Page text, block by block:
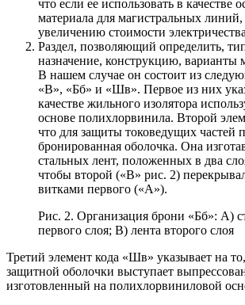
что если ее использовать в качестве
материала для магистральных линий,
увеличению стоимости
Раздел, позволяющий определить,
назначение, конструкцию, варианты
В нашем случае он состоит из
«В», «Бб» и «Шв». Первое из них
качестве жильного изолятора
основе полихлорвинила. Второй
что для защиты токоведущих частей
бронированная оболочка. Она
стальных лент, положенных в два
чтобы второй («В» рис. 2)
витками первого («А»).
Рис. 2. Организация брони «Бб»: А)
первого слоя; B) лента второго слоя
Третий элемент кода «Шв» указывает на
защитной оболочки выступает
изготовленный на полихлорвиниловой